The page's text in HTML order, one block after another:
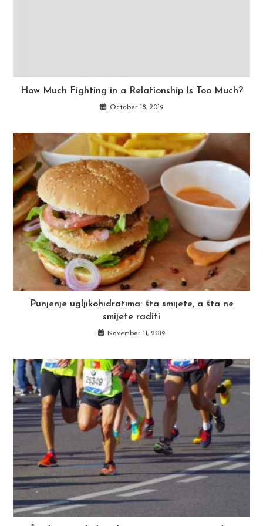
How Much Fighting in a Relationship Is Too Much?
October 18, 2019
Punjenje ugljikohidratima: šta smijete, a šta ne
smijete raditi
November 11, 2019